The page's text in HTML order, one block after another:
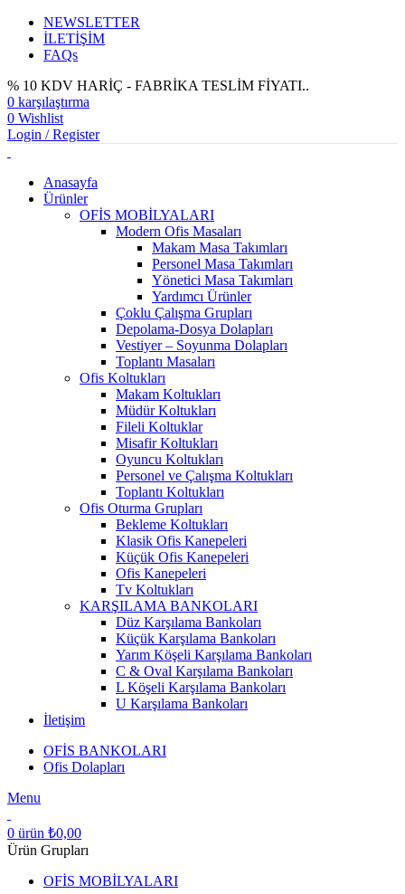
NEWSLETTER
İLETİŞİM
FAQs
% 10 KDV HARİÇ - FABRİKA TESLİM FİYATI..
0 karşılaştırma
0 Wishlist
Login / Register
Anasayfa
Ürünler
OFİS MOBİLYALARI
Modern Ofis Masaları
Makam Masa Takımları
Personel Masa Takımları
Yönetici Masa Takımları
Yardımcı Ürünler
Çoklu Çalışma Grupları
Depolama-Dosya Dolapları
Vestiyer – Soyunma Dolapları
Toplantı Masaları
Ofis Koltukları
Makam Koltukları
Müdür Koltukları
Fileli Koltuklar
Misafir Koltukları
Oyuncu Koltukları
Personel ve Çalışma Koltukları
Toplantı Koltukları
Ofis Oturma Grupları
Bekleme Koltukları
Klasik Ofis Kanepeleri
Küçük Ofis Kanepeleri
Ofis Kanepeleri
Tv Koltukları
KARŞILAMA BANKOLARI
Düz Karşılama Bankoları
Küçük Karşılama Bankoları
Yarım Köşeli Karşılama Bankoları
C & Oval Karşılama Bankoları
L Köşeli Karşılama Bankoları
U Karşılama Bankoları
İletişim
OFİS BANKOLARI
Ofis Dolapları
Menu
0 ürün ₺0,00
Ürün Grupları
OFİS MOBİLYALARI